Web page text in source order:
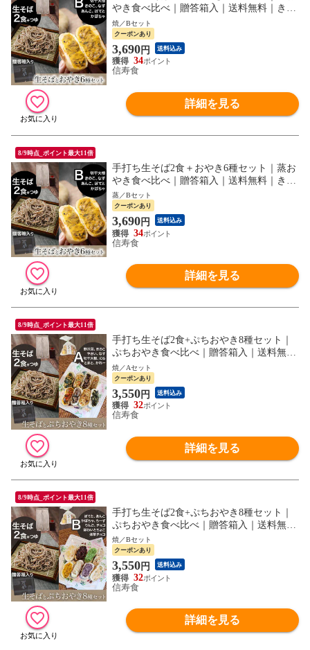
やき食べ比べ｜贈答箱入｜送料無料｜きの
こ ポテト あんこ なす 切干大根 かぼちゃ
｜B
焼／Bセット
クーポンあり
3,690円 送料込み
34
信寿食
詳細を見る
8/9時点_ポイント最大11倍
手打ち生そば2食＋おやき6種セット｜蒸お
やき食べ比べ｜贈答箱入｜送料無料｜きの
こ ポテト あんこ なす 切干大根 かぼちゃ
｜B
蒸／Bセット
クーポンあり
3,690円 送料込み
34
信寿食
詳細を見る
8/9時点_ポイント最大11倍
手打ち生そば2食+ぷちおやき8種セット｜
ぷちおやき食べ比べ｜贈答箱入｜送料無料
｜野沢菜 きのこ やさい なす 切干大根 に
ら トマト カレー｜A
焼／Aセット
クーポンあり
3,550円 送料込み
32
信寿食
詳細を見る
8/9時点_ポイント最大11倍
手打ち生そば2食+ぷちおやき8種セット｜
ぷちおやき食べ比べ｜贈答箱入｜送料無料
｜りんご ホワイトチョコ チョコ 抹茶チョ
コ あんこ かぼちゃ チーズ ポテト｜B
焼／Bセット
クーポンあり
3,550円 送料込み
32
信寿食
詳細を見る